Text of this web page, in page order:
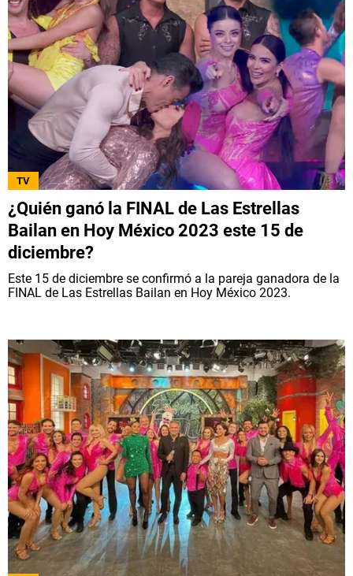
TV
¿Quién ganó la FINAL de Las Estrellas
Bailan en Hoy México 2023 este 15 de
diciembre?
Este 15 de diciembre se confirmó a la pareja ganadora de la
FINAL de Las Estrellas Bailan en Hoy México 2023.